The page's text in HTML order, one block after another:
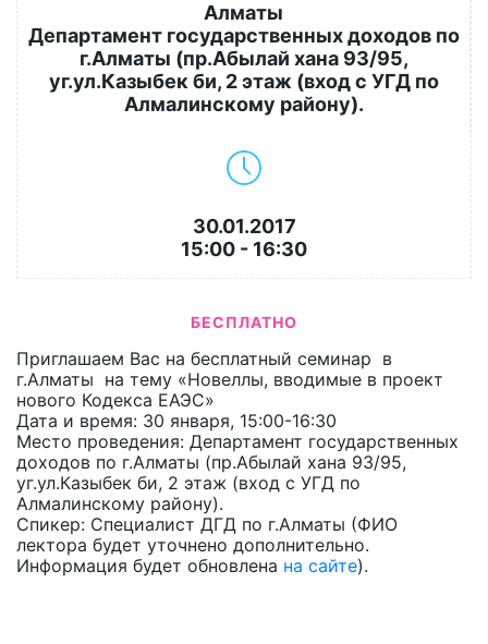
Алматы
Департамент государственных доходов по
г.Алматы (пр.Абылай хана 93/95,
уг.ул.Казыбек би, 2 этаж (вход с УГД по
Алмалинскому району).
30.01.2017
15:00 - 16:30
БЕСПЛАТНО
Приглашаем Вас на бесплатный семинар в
г.Алматы на тему «Новеллы, вводимые в проект
нового Кодекса ЕАЭС»
Дата и время: 30 января, 15:00-16:30
Место проведения: Департамент государственных
доходов по г.Алматы (пр.Абылай хана 93/95,
уг.ул.Казыбек би, 2 этаж (вход с УГД по
Алмалинскому району).
Спикер: Специалист ДГД по г.Алматы (ФИО
лектора будет уточнено дополнительно.
Информация будет обновлена на сайте).